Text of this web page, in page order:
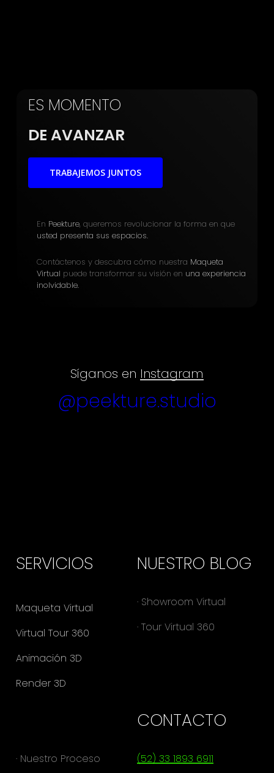
ES MOMENTO
DE AVANZAR
TRABAJEMOS JUNTOS
En Peekture, queremos revolucionar la forma en que
usted presenta sus espacios.
Contáctenos y descubra cómo nuestra Maqueta
Virtual puede transformar su visión en una experiencia
inolvidable.
Síganos en Instagram
@peekture.studio
SERVICIOS
Maqueta Virtual
Virtual Tour 360
Animación 3D
Render 3D
NUESTRO BLOG
· Showroom Virtual
· Tour Virtual 360
· Nuestro Proceso
CONTACTO
(52) 33 1893 6911